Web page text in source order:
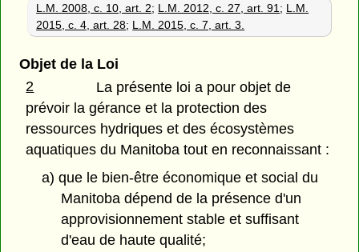
L.M. 2008, c. 10, art. 2; L.M. 2012, c. 27, art. 91 ; L.M.
2015, c. 4, art. 28; L.M. 2015, c. 7, art. 3.
Objet de la Loi
2
La présente loi a pour objet de
prévoir la gérance et la protection des
ressources hydriques et des écosystèmes
aquatiques du Manitoba tout en reconnaissant :
a) que le bien-être économique et social du
Manitoba dépend de la présence d'un
approvisionnement stable et suffisant
d'eau de haute qualité;